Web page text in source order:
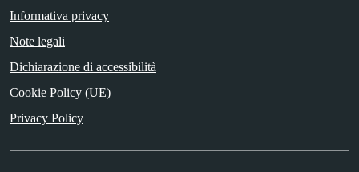
Informativa privacy
Note legali
Dichiarazione di accessibilità
Cookie Policy (UE)
Privacy Policy